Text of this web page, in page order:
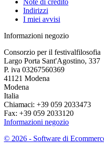
Indirizzi
I miei avvisi
Informazioni negozio
Consorzio per il festivalfilosofia
Largo Porta Sant'Agostino, 337
P. iva 03267560369
41121 Modena
Modena
Italia
Chiamaci: +39 059 2033473
Fax: +39 059 2033120
Informazioni negozio
© 2026 - Software di